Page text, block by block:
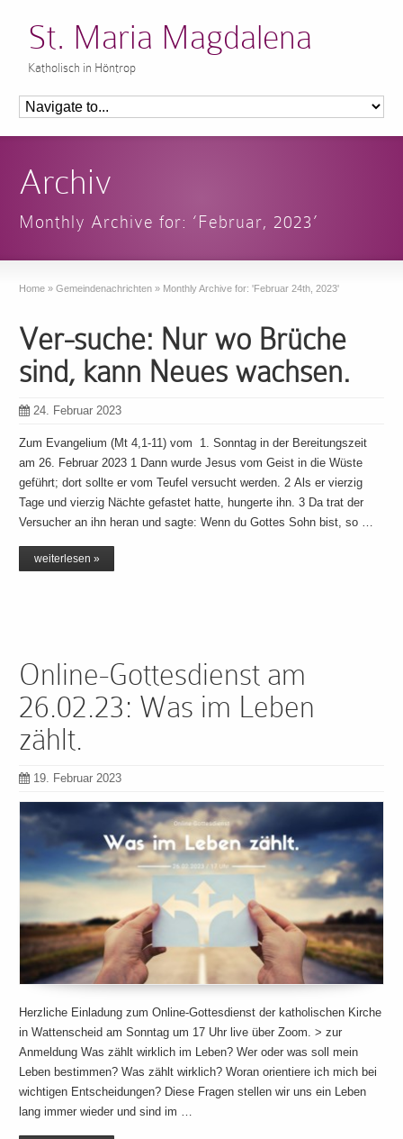
St. Maria Magdalena
Katholisch in Höntrop
Archiv
Monthly Archive for: ‘Februar, 2023’
Home » Gemeindenachrichten » Monthly Archive for: 'Februar 24th, 2023'
Ver-suche: Nur wo Brüche
sind, kann Neues wachsen.
24. Februar 2023
Zum Evangelium (Mt 4,1-11) vom 1. Sonntag in der Bereitungszeit
am 26. Februar 2023 1 Dann wurde Jesus vom Geist in die Wüste
geführt; dort sollte er vom Teufel versucht werden. 2 Als er vierzig
Tage und vierzig Nächte gefastet hatte, hungerte ihn. 3 Da trat der
Versucher an ihn heran und sagte: Wenn du Gottes Sohn bist, so …
weiterlesen »
Online-Gottesdienst am
26.02.23: Was im Leben
zählt.
19. Februar 2023
Herzliche Einladung zum Online-Gottesdienst der katholischen Kirche
in Wattenscheid am Sonntag um 17 Uhr live über Zoom. > zur
Anmeldung Was zählt wirklich im Leben? Wer oder was soll mein
Leben bestimmen? Was zählt wirklich? Woran orientiere ich mich bei
wichtigen Entscheidungen? Diese Fragen stellen wir uns ein Leben
lang immer wieder und sind im …